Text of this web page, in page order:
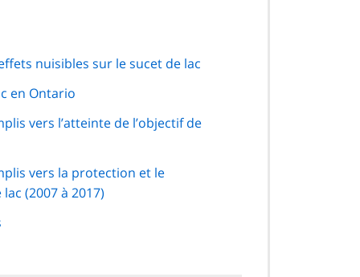
nuisibles sur le sucet de lac
en Ontario
vers l’atteinte de l’objectif de
vers la protection et le
(2007 à 2017)